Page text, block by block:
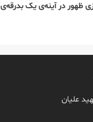
ظهور در آینه‌ی یک بدرقه‌ی